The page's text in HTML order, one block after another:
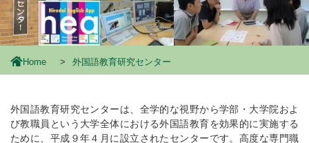
Home 外国語教育研究センター
外国語教育研究センターは、全学的な視野から学部・大学院およ
び教職員という大学全体における外国語教育を効果的に実施する
ために、平成９年４月に設立されたセンターです。高度な専門職